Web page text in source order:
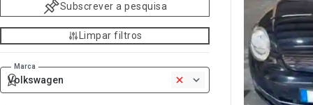
Subscrever a pesquisa
Limpar filtros
Marca
Volkswagen